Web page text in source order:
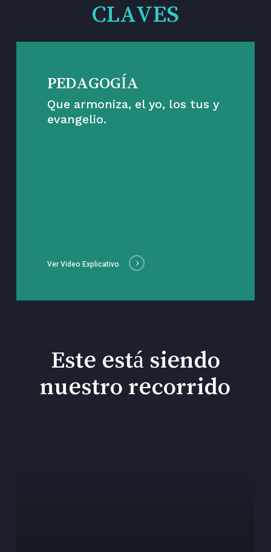
CLAVES
PEDAGOGÍA
Que armoniza, el yo, los tus y
evangelio.
Ver Video Explicativo
Este está siendo
nuestro recorrido